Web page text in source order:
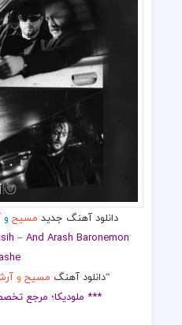
دانلود آهنگ جدید مسیح و
–And Arash Baronemon
“دانلود آهنگ مسیح و
*** ملودیکا؛ مرجع